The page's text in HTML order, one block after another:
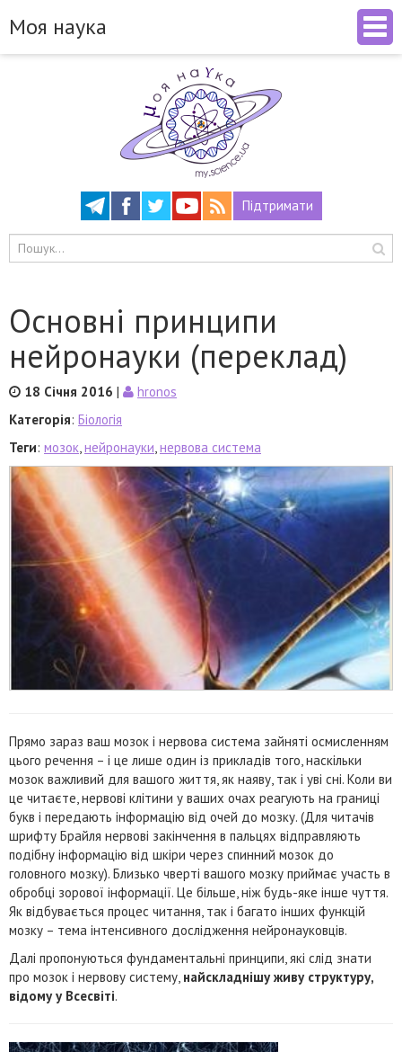
Підтримати
Моя наука
Основні принципи
нейронауки (переклад)
18 Січня 2016 |
hronos
Категорія: Біологія
Теги: мозок,нейронауки,нервова система
Прямо зараз ваш мозок і нервова система зайняті осмисленням
цього речення – і це лише один із прикладів того, наскільки
мозок важливий для вашого життя, як наяву, так і уві сні. Коли ви
це читаєте, нервові клітини у ваших очах реагують на границі
букв і передають інформацію від очей до мозку. (Для читачів
шрифту Брайля нервові закінчення в пальцях відправляють
подібну інформацію від шкіри через спинний мозок до
головного мозку). Близько чверті вашого мозку приймає участь в
обробці зорової інформації. Це більше, ніж будь-яке інше чуття.
Як відбувається процес читання, так і багато інших функцій
мозку – тема інтенсивного дослідження нейронауковців.
Далі пропонуються фундаментальні принципи, які слід знати
про мозок і нервову систему, найскладнішу живу структуру,
відому у Всесвіті.